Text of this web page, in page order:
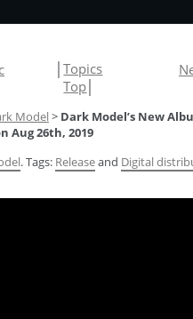
│Topics
Top
Model> Dark Model’s New
Aug 26th, 2019
. Tags: Releaseand Digital